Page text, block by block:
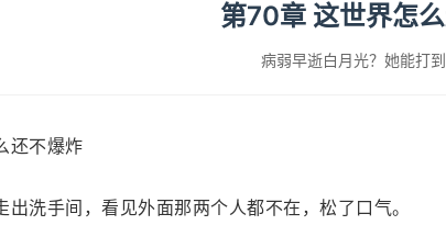
第70章 这世界怎
病弱早逝白月光？她能打
还不爆炸
洗手间，看见外面那两个人都不在，松了口气。